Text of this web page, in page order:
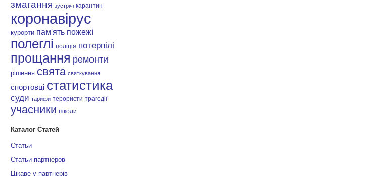
змагання зустрічі карантин
коронавірус
курорти пам'ять пожежі
полеглі поліція потерпілі
прощання ремонти
рішення свята святкування
спортовці статистика
суди тарифи терористи трагедії
учасники школи
Каталог Статей
Статьи
Статьи партнеров
Цікаве у партнерів